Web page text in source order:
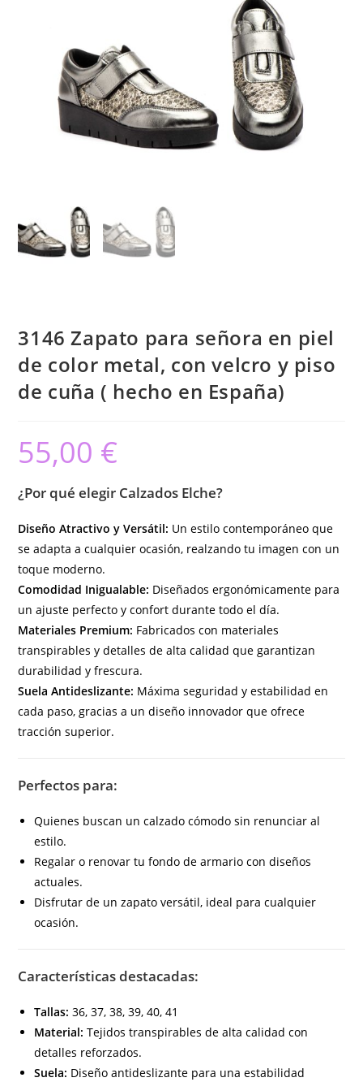
3146 Zapato para señora en piel
de color metal, con velcro y piso
de cuña ( hecho en España)
55,00 €
¿Por qué elegir Calzados Elche?
Diseño Atractivo y Versátil: Un estilo contemporáneo que
se adapta a cualquier ocasión, realzando tu imagen con un
toque moderno.
Comodidad Inigualable: Diseñados ergonómicamente para
un ajuste perfecto y confort durante todo el día.
Materiales Premium: Fabricados con materiales
transpirables y detalles de alta calidad que garantizan
durabilidad y frescura.
Suela Antideslizante: Máxima seguridad y estabilidad en
cada paso, gracias a un diseño innovador que ofrece
tracción superior.
Perfectos para:
Quienes buscan un calzado cómodo sin renunciar al
estilo.
Regalar o renovar tu fondo de armario con diseños
actuales.
Disfrutar de un zapato versátil, ideal para cualquier
ocasión.
Características destacadas:
Tallas: 36, 37, 38, 39, 40, 41
Material: Tejidos transpirables de alta calidad con
detalles reforzados.
Suela: Diseño antideslizante para una estabilidad